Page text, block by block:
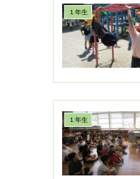
１年生
１年生